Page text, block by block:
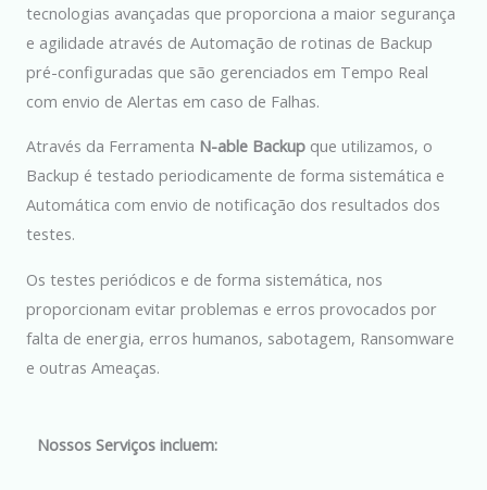
tecnologias avançadas que proporciona a maior segurança
e agilidade através de Automação de rotinas de Backup
pré-configuradas que são gerenciados em Tempo Real
com envio de Alertas em caso de Falhas.
Através da Ferramenta N-able Backup que utilizamos, o
Backup é testado periodicamente de forma sistemática e
Automática com envio de notificação dos resultados dos
testes.
Os testes periódicos e de forma sistemática, nos
proporcionam evitar problemas e erros provocados por
falta de energia, erros humanos, sabotagem, Ransomware
e outras Ameaças.
Nossos Serviços incluem: